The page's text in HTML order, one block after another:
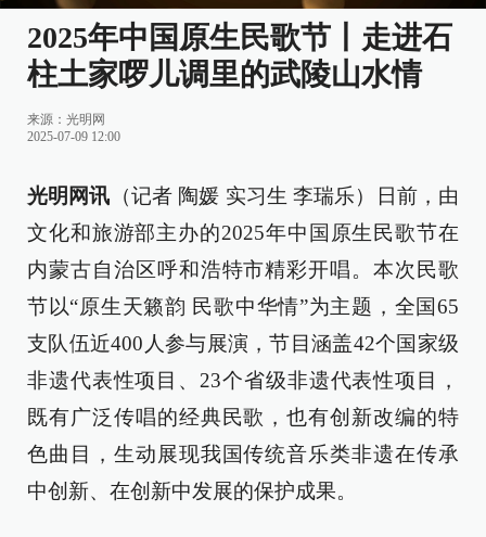
2025年中国原生民歌节丨走进石
柱土家啰儿调里的武陵山水情
来源： 光明网
2025-07-09 12:00
光明网讯 （记者 陶媛 实习生 李瑞乐）日前，由
文化和旅游部主办的2025年中国原生民歌节在
内蒙古自治区呼和浩特市精彩开唱。本次民歌
节以“原生天籁韵 民歌中华情”为主题，全国65
支队伍近400人参与展演，节目涵盖42个国家级
非遗代表性项目、23个省级非遗代表性项目，
既有广泛传唱的经典民歌，也有创新改编的特
色曲目，生动展现我国传统音乐类非遗在传承
中创新、在创新中发展的保护成果。